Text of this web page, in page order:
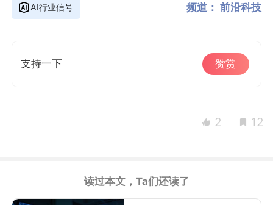
AI行业信号 频道： 前沿科技
支持一下 赞赏
2 12
读过本文，Ta们还读了